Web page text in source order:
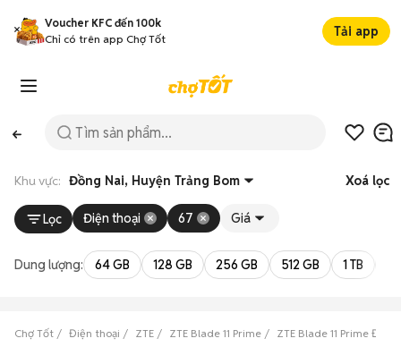
Voucher KFC đến 100k
Chỉ có trên app Chợ Tốt
Tải app
Khu vực: Đồng Nai, Huyện Trảng Bom Xoá lọc
Lọc Điện thoại 67 Giá
Dung lượng: 64 GB 128 GB 256 GB 512 GB 1 TB
Chợ Tốt Điện thoại ZTE ZTE Blade 11 Prime ZTE Blade 11 Prime